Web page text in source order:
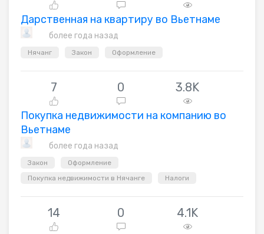
Дарственная на квартиру во Вьетнаме
более года назад
Нячанг Закон Оформление
7 0 3.8K
Покупка недвижимости на компанию во
Вьетнаме
более года назад
Закон
Оформление
Покупка недвижимости в Нячанге
Налоги
14 0 4.1K